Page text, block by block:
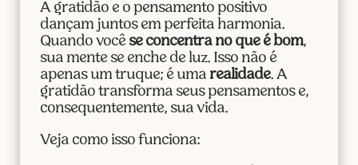
A gratidão e o pensamento positivo
dançam juntos em perfeita harmonia.
Quando você se concentra no que é bom,
sua mente se enche de luz. Isso não é
apenas um truque; é uma realidade. A
gratidão transforma seus pensamentos e,
consequentemente, sua vida.
Veja como isso funciona: